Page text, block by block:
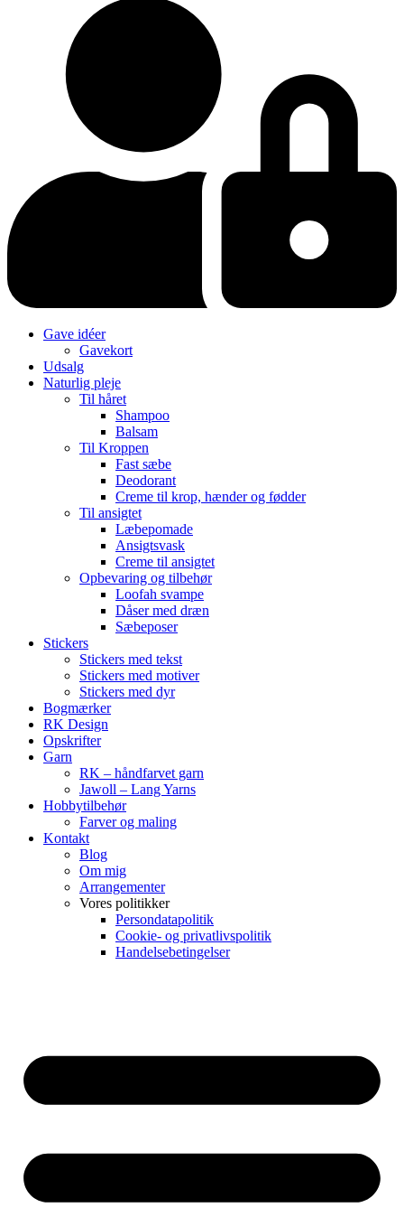
Gave idéer
Gavekort
Udsalg
Naturlig pleje
Til håret
Shampoo
Balsam
Til Kroppen
Fast sæbe
Deodorant
Creme til krop, hænder og fødder
Til ansigtet
Læbepomade
Ansigtsvask
Creme til ansigtet
Opbevaring og tilbehør
Loofah svampe
Dåser med dræn
Sæbeposer
Stickers
Stickers med tekst
Stickers med motiver
Stickers med dyr
Bogmærker
RK Design
Opskrifter
Garn
RK – håndfarvet garn
Jawoll – Lang Yarns
Hobbytilbehør
Farver og maling
Kontakt
Blog
Om mig
Arrangementer
Vores politikker
Persondatapolitik
Cookie- og privatlivspolitik
Handelsebetingelser